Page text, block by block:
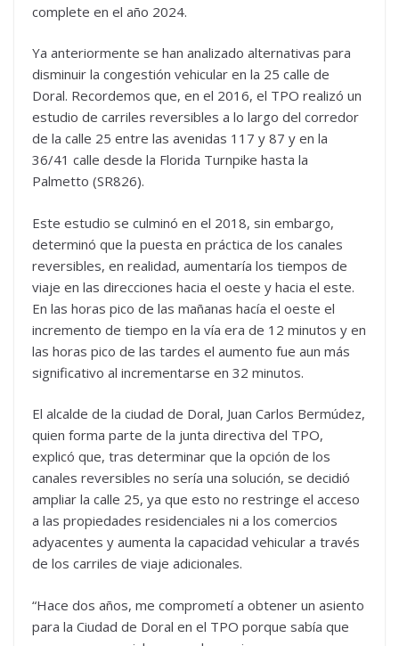
complete en el año 2024.
Ya anteriormente se han analizado alternativas para
disminuir la congestión vehicular en la 25 calle de
Doral. Recordemos que, en el 2016, el TPO realizó un
estudio de carriles reversibles a lo largo del corredor
de la calle 25 entre las avenidas 117 y 87 y en la
36/41 calle desde la Florida Turnpike hasta la
Palmetto (SR826).
Este estudio se culminó en el 2018, sin embargo,
determinó que la puesta en práctica de los canales
reversibles, en realidad, aumentaría los tiempos de
viaje en las direcciones hacia el oeste y hacia el este.
En las horas pico de las mañanas hacía el oeste el
incremento de tiempo en la vía era de 12 minutos y en
las horas pico de las tardes el aumento fue aun más
significativo al incrementarse en 32 minutos.
El alcalde de la ciudad de Doral, Juan Carlos Bermúdez,
quien forma parte de la junta directiva del TPO,
explicó que, tras determinar que la opción de los
canales reversibles no sería una solución, se decidió
ampliar la calle 25, ya que esto no restringe el acceso
a las propiedades residenciales ni a los comercios
adyacentes y aumenta la capacidad vehicular a través
de los carriles de viaje adicionales.
“Hace dos años, me comprometí a obtener un asiento
para la Ciudad de Doral en el TPO porque sabía que